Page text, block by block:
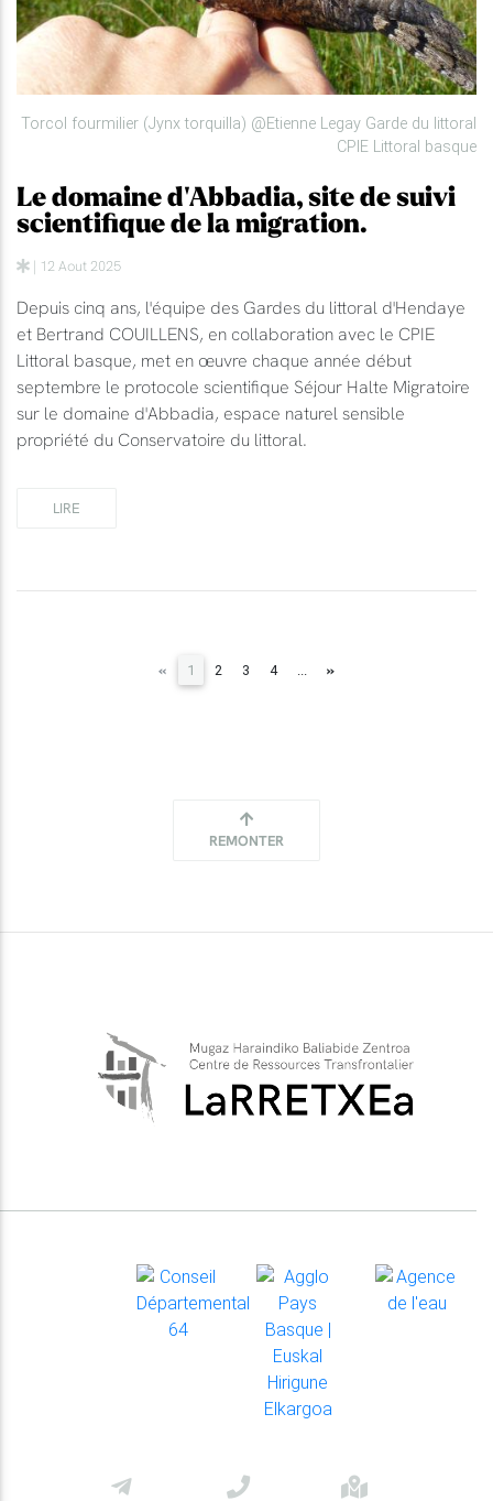
Torcol fourmilier (Jynx torquilla) @Etienne Legay Garde du littoral
CPIE Littoral basque
Le domaine d'Abbadia, site de suivi
scientifique de la migration.
| 12 Aout 2025
Depuis cinq ans, l'équipe des Gardes du littoral d'Hendaye
et Bertrand COUILLENS, en collaboration avec le CPIE
Littoral basque, met en œuvre chaque année début
septembre le protocole scientifique Séjour Halte Migratoire
sur le domaine d'Abbadia, espace naturel sensible
propriété du Conservatoire du littoral.
LIRE
« 1 (current)
2 3 4 »
REMONTER